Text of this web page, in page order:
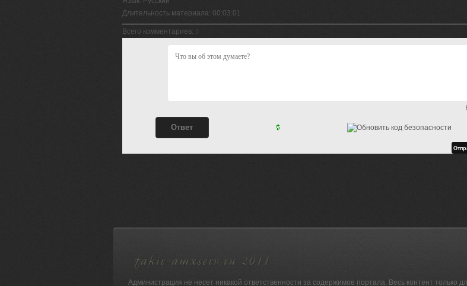
Длительность материала: 00:03:01
Всего комментариев:
Администрация не несет никакой ответственности за содержимое портала. Весь контент только